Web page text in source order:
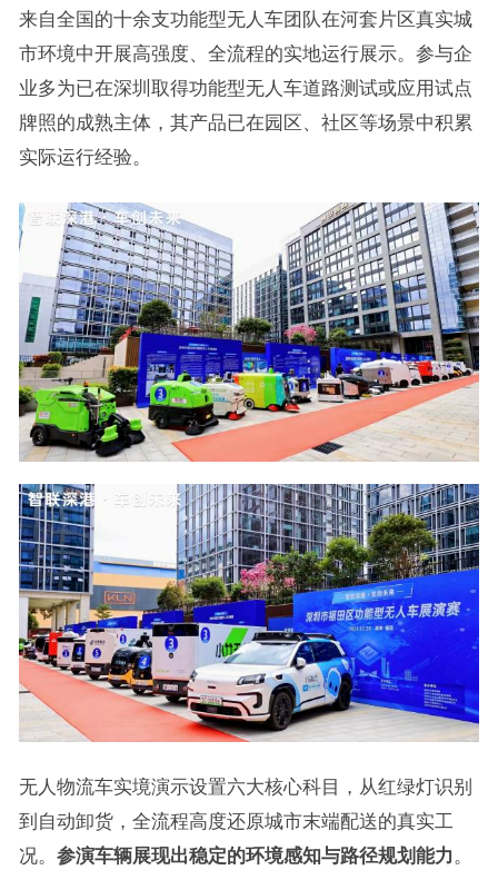
来自全国的十余支功能型无人车团队在河套片区真实城
市环境中开展高强度、全流程的实地运行展示。参与企
业多为已在深圳取得功能型无人车道路测试或应用试点
牌照的成熟主体，其产品已在园区、社区等场景中积累
实际运行经验。
无人物流车实境演示设置六大核心科目，从红绿灯识别
到自动卸货，全流程高度还原城市末端配送的真实工
况。 参演车辆展现出稳定的环境感知与路径规划能力 。